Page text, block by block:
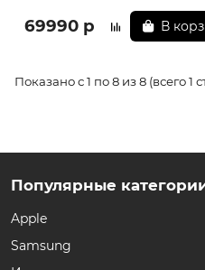
69990 р В
Показано с 1 по 8 из 8 (всего 1
Популярные
Apple
Samsung